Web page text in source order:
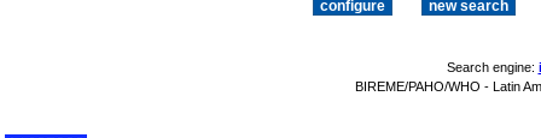
Search engine:
BIREME/PAHO/WHO - Latin